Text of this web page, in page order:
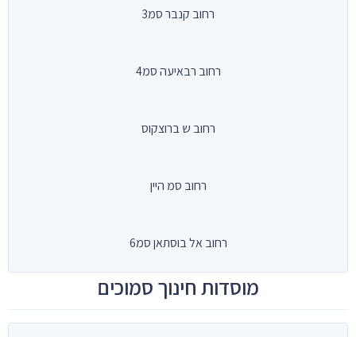
רחוב קנבר סמ3
רחוב רבאיעה סמ4
רחוב ש ברוצקוס
רחוב סמ היין
רחוב אל בוסתאן סמ6
מוסדות חינוך סמוכים